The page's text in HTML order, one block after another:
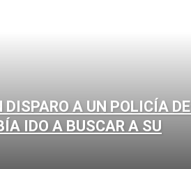
DISPARO A UN POLICÍA
IDO A BUSCAR A SU